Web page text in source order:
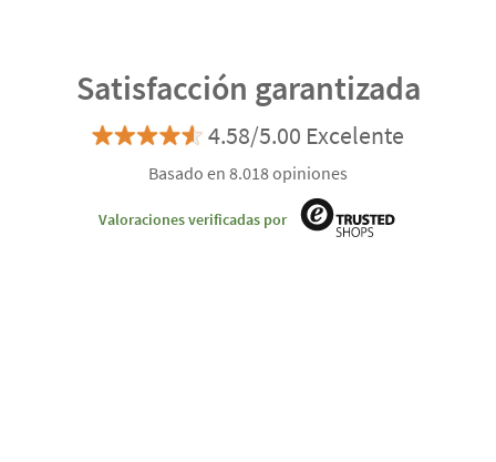
Satisfacción garantizada
4.58/5.00 Excelente
Basado en 8.018 opiniones
Valoraciones verificadas por